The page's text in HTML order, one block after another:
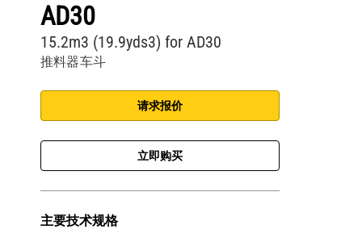
AD30
推料器车斗
15.2m3 (19.9yds3) for AD30
请求报价
立即购买
主要技术规格